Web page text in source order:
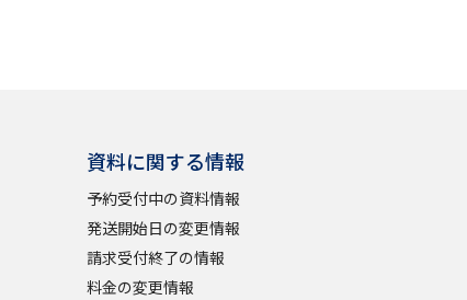
資料に関する情報
予約受付中の資料情報
発送開始日の変更情報
請求受付終了の情報
料金の変更情報